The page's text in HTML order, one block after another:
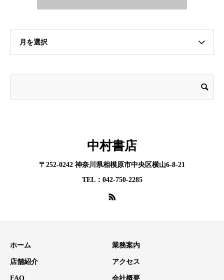
月を選択
中村書店
〒252-0242 神奈川県相模原市中央区横山6-8-21
TEL：042-750-2285
ホーム 業務案内
店舗紹介 アクセス
FAQ 会社概要